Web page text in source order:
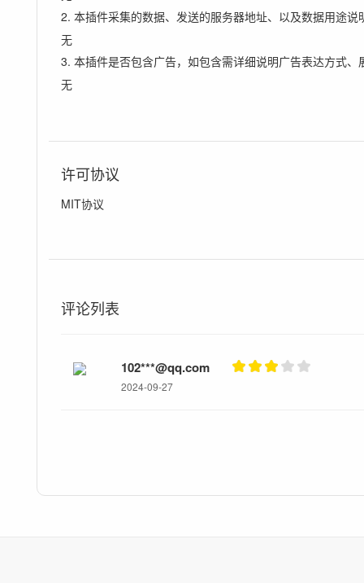
2. 本插件采集的数据、发送的服务器地址、以及数据用途说
无
3. 本插件是否包含广告，如包含需详细说明广告表达方式、
无
许可协议
MIT协议
评论列表
102***@qq.com
2024-09-27